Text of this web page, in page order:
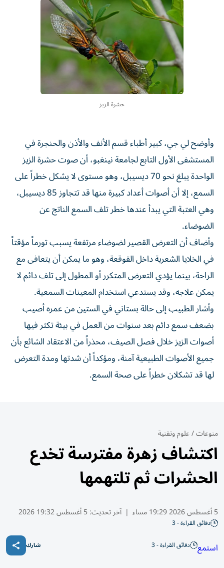
حشرة الزيز
وأوضح لي جي، كبير أطباء قسم الأنف والأذن والحنجرة في
المستشفى الأول التابع لجامعة نينغبو، أن صوت حشرة الزيز
الواحدة يبلغ نحو 70 ديسيبل، وهو مستوى لا يشكل خطراً على
السمع، إلا أن أصوات أعداد كبيرة منها قد تتجاوز 85 ديسيبل،
وهي العتبة التي يبدأ عندها خطر تلف السمع الناتج عن
الضوضاء.
وأضاف أن التعرض القصير لضوضاء مرتفعة يسبب تورماً مؤقتاً
في الخلايا الشعرية داخل القوقعة، وهو ما يمكن أن يتعافى مع
الراحة، بينما يؤدي التعرض المتكرر أو المطول إلى تلف دائم لا
يمكن علاجه، وقد يستدعي استخدام المعينات السمعية.
وأشار الطبيب إلى حالة بستاني في الستين من عمره أصيب
بضعف سمع دائم بعد سنوات من العمل في بيئة تكثر فيها
أصوات الزيز خلال فصل الصيف، محذراً من الاعتقاد الشائع بأن
جميع الأصوات الطبيعية آمنة، ومؤكداً أن شدتها ومدة التعرض
لها قد تشكلان خطراً على صحة السمع.
منوعات/علوم وتقنية
اكتشاف زهرة مفترسة تخدع
الحشرات ثم تلتهمها
5 أغسطس 2026 19:29 مساء | آخر تحديث:5 أغسطس 19:32 2026
دقائق القراءة - 3
استمع دقائق القراءة - 3 شارك